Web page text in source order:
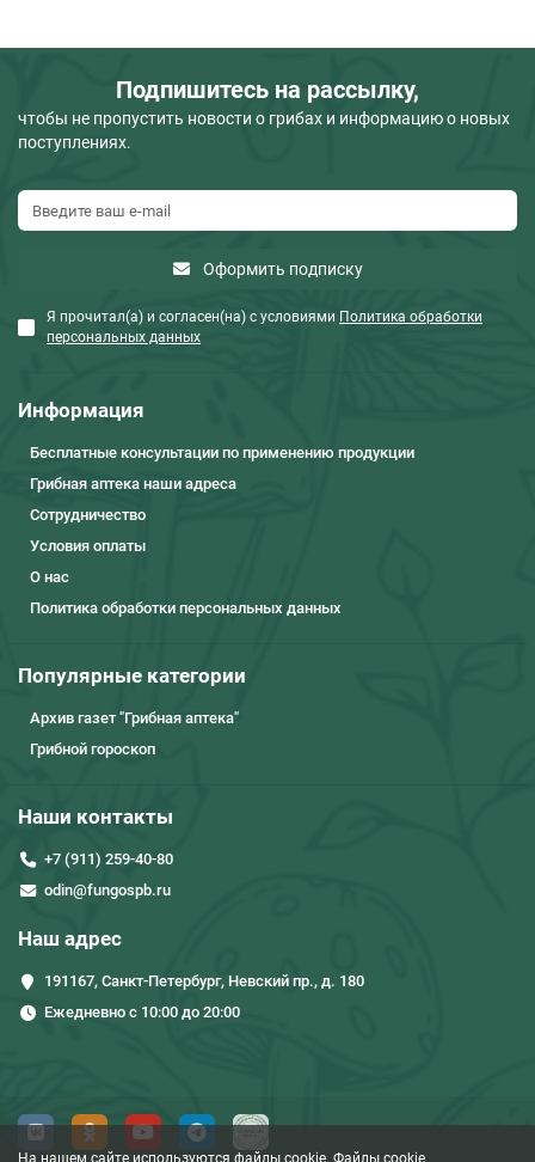
На нашем сайте используются файлы cookie. Файлы cookie
Подпишитесь на рассылку,
чтобы не пропустить новости о грибах и информацию о новых
поступлениях.
Оформить подписку
Я прочитал(а) и согласен(на) с условиями Политика обработки
персональных данных
Информация
Бесплатные консультации по применению продукции
Грибная аптека наши адреса
Сотрудничество
Условия оплаты
О нас
Политика обработки персональных данных
Популярные категории
Архив газет "Грибная аптека"
Грибной гороскоп
Наши контакты
+7 (911) 259-40-80
odin@fungospb.ru
Наш адрес
191167, Санкт-Петербург, Невский пр., д. 180
Ежедневно с 10:00 до 20:00